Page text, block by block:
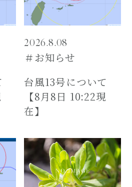
2026.8.08
＃お知らせ
台風13号について
【8月8日 10:22現
在】